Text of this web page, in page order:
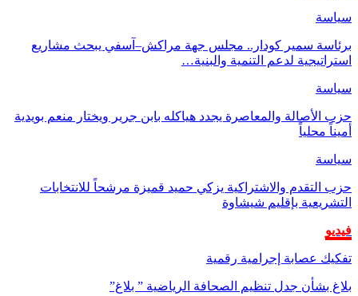
سياسة
برئاسة سمير كودار.. مجلس جهة مراكش–آسفي يبحث مشاريع
استراتيجية لدعم التنمية والبنية…
سياسة
حزب الأصالة والمعاصرة يجدد هياكله بابن جرير ويختار منعم بويدية
أميناً محلياً
سياسة
حزب التقدم والاشتراكية يزكي حميد قميزة مرشحاً للانتخابات
التشريعية بإقليم شيشاوة
فيديو
تفكيك عصابة إجرامية رقمية
بلاغ بشأن جدل تنظيم الصحافة الرياضية ” بلاغ”